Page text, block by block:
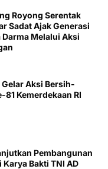
Royong Serentak
Sadat Ajak Generasi
Melalui Aksi
Aksi Bersih-
81 Kemerdekaan RI
Pembangunan
Bakti TNI AD